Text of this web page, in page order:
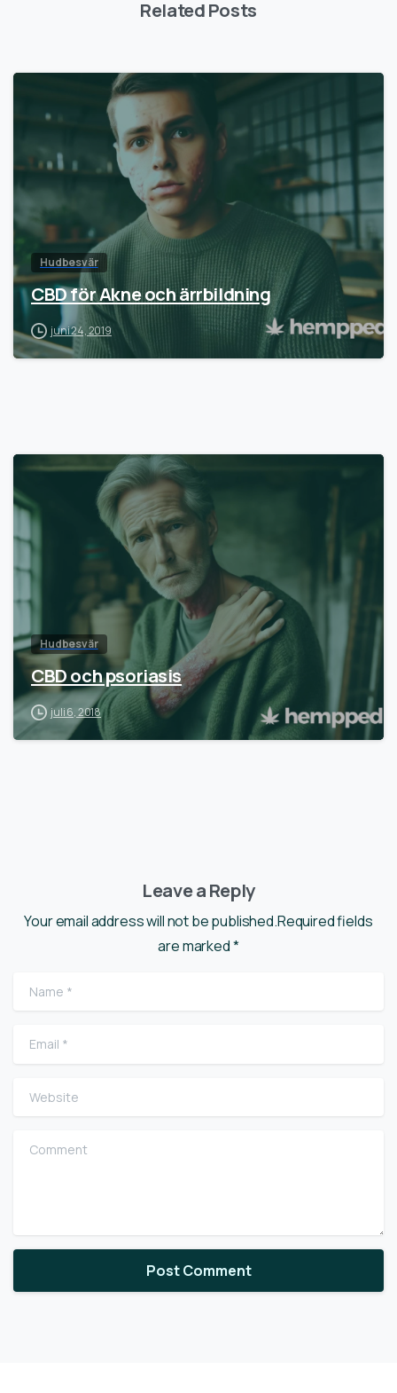
Related Posts
Hudbesvär
CBD för Akne och ärrbildning
juni 24, 2019
Hudbesvär
CBD och psoriasis
juli 6, 2018
Leave a Reply
Your email address will not be published.Required fields
are marked *
Name
Email
Website
Comment